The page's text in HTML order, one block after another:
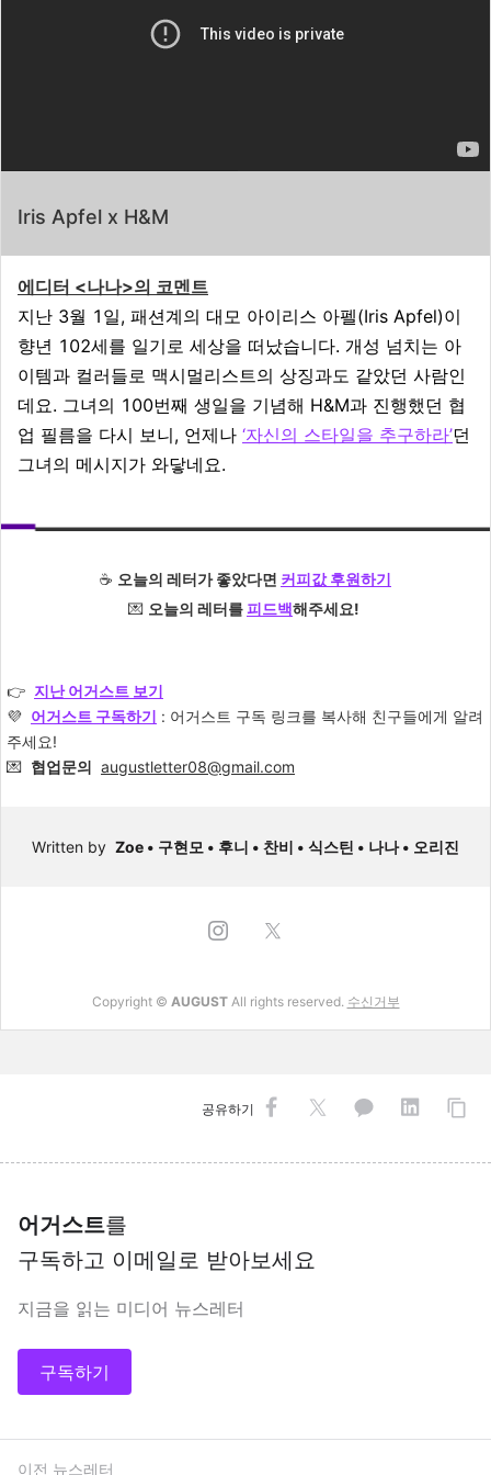
Iris Apfel x H&M
에디터 <나나>의 코멘트
지난 3월 1일, 패션계의 대모 아이리스 아펠(Iris Apfel)이
향년 102세를 일기로 세상을 떠났습니다. 개성 넘치는 아
이템과 컬러들로 맥시멀리스트의 상징과도 같았던 사람인
데요. 그녀의 100번째 생일을 기념해 H&M과 진행했던 협
업 필름을 다시 보니, 언제나 ‘자신의 스타일을 추구하라’던
그녀의 메시지가 와닿네요.
☕️ 오늘의 레터가 좋았다면 커피값 후원하기
💌 오늘의 레터를피드백해주세요!
👉 지난 어거스트 보기
💜 어거스트 구독하기 : 어거스트 구독 링크를 복사해 친구들에게 알려
주세요!
💌 협업문의 augustletter08@gmail.com
Written by Zoe • 구현모 • 후니 • 찬비 • 식스틴 • 나나 • 오리진
Copyright © AUGUSTAll rights reserved. 수신거부
공유하기
어거스트를
구독하고 이메일로 받아보세요
지금을 읽는 미디어 뉴스레터
구독하기
이전 뉴스레터